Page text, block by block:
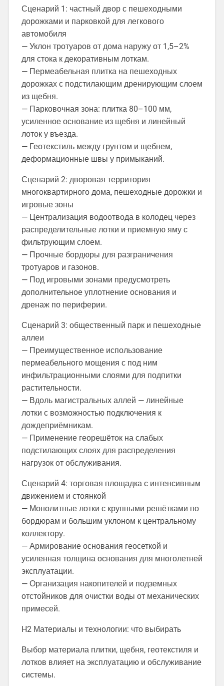
Сценарий 1: частный двор с пешеходными
дорожками и парковкой для легкового
автомобиля
— Уклон тротуаров от дома наружу от 1,5–2%
для стока к декоративным лоткам.
— Пермеабельная плитка на пешеходных
дорожках с подстилающим дренирующим слоем
из щебня.
— Парковочная зона: плитка 80–100 мм,
усиленное основание из щебня и линейный
лоток у въезда.
— Геотекстиль между грунтом и щебнем,
деформационные швы у примыканий.
Сценарий 2: дворовая территория
многоквартирного дома, пешеходные дорожки и
игровые зоны
— Централизация водоотвода в колодец через
распределительные лотки и приемную яму с
фильтрующим слоем.
— Прочные бордюры для разграничения
тротуаров и газонов.
— Под игровыми зонами предусмотреть
дополнительное уплотнение основания и
дренаж по периферии.
Сценарий 3: общественный парк и пешеходные
аллеи
— Преимущественное использование
пермеабельного мощения с под ним
инфильтрационными слоями для подпитки
растительности.
— Вдоль магистральных аллей — линейные
лотки с возможностью подключения к
дождеприёмникам.
— Применение георешёток на слабых
подстилающих слоях для распределения
нагрузок от обслуживания.
Сценарий 4: торговая площадка с интенсивным
движением и стоянкой
— Монолитные лотки с крупными решётками по
бордюрам и большим уклоном к центральному
коллектору.
— Армирование основания геосеткой и
усиленная толщина основания для многолетней
эксплуатации.
— Организация накопителей и подземных
отстойников для очистки воды от механических
примесей.
H2 Материалы и технологии: что выбирать
Выбор материала плитки, щебня, геотекстиля и
лотков влияет на эксплуатацию и обслуживание
системы.